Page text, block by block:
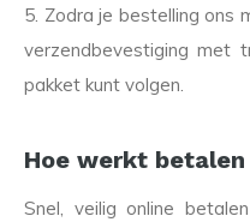
5. Zodra je bestelling ons
verzendbevestiging met
pakket kunt volgen.
Hoe werkt
Snel, veilig online